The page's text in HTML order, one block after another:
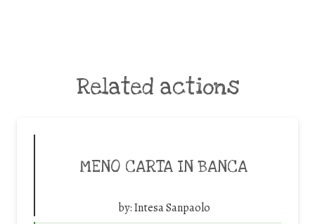
Related actions
MENO CARTA IN BANCA
by:Intesa Sanpaolo